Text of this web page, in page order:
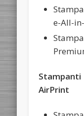
e-All-
Stampanti
AirPrint